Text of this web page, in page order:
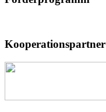
Kooperationspartner